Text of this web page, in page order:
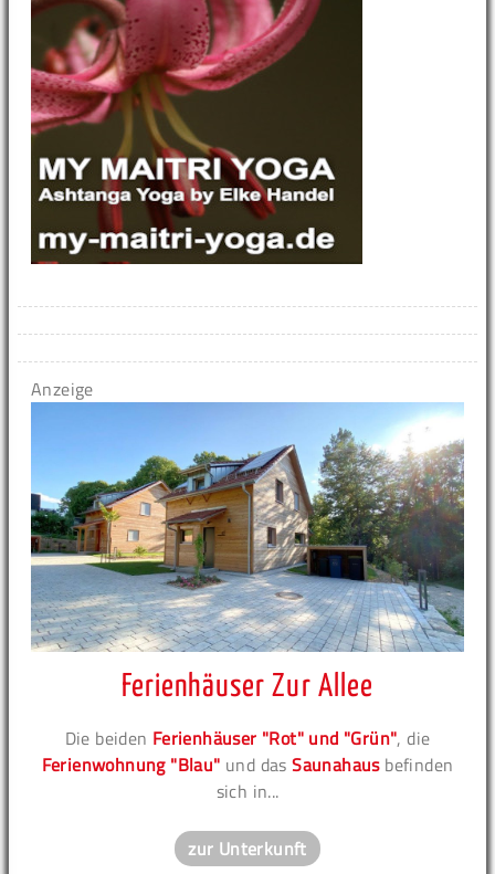
Anzeige
Ferienhäuser Zur Allee
Die beiden Ferienhäuser "Rot" und "Grün", die
Ferienwohnung "Blau" und dasSaunahausbefinden
sich in...
zur Unterkunft